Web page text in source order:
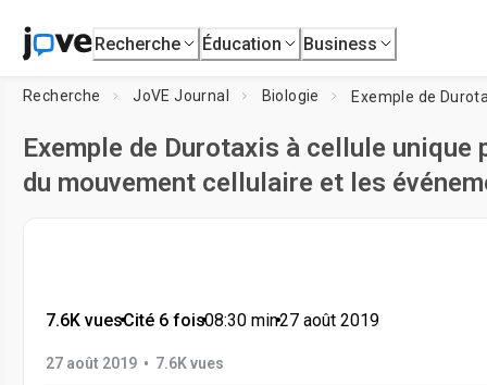
Recherche Éducation Business
Recherche JoVE Journal Biologie
Exemple de Durotaxis à cellule
du mouvement cellulaire et les
7.6K vues•Cité 6 fois•08:30 min•27 août 2019
27 août 2019 • 7.6K vues